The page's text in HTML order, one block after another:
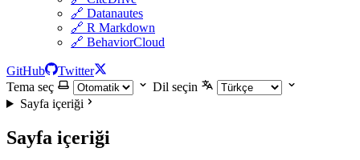
🔗 Datanautes
🔗 R Markdown
🔗 BehaviorCloud
GitHub
Twitter
Tema seç
Dil seçin
Sayfa içeriği
Sayfa içeriği